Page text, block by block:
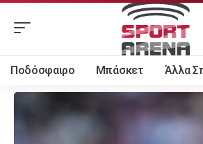
Ποδόσφαιρο Μπάσκετ Άλλα